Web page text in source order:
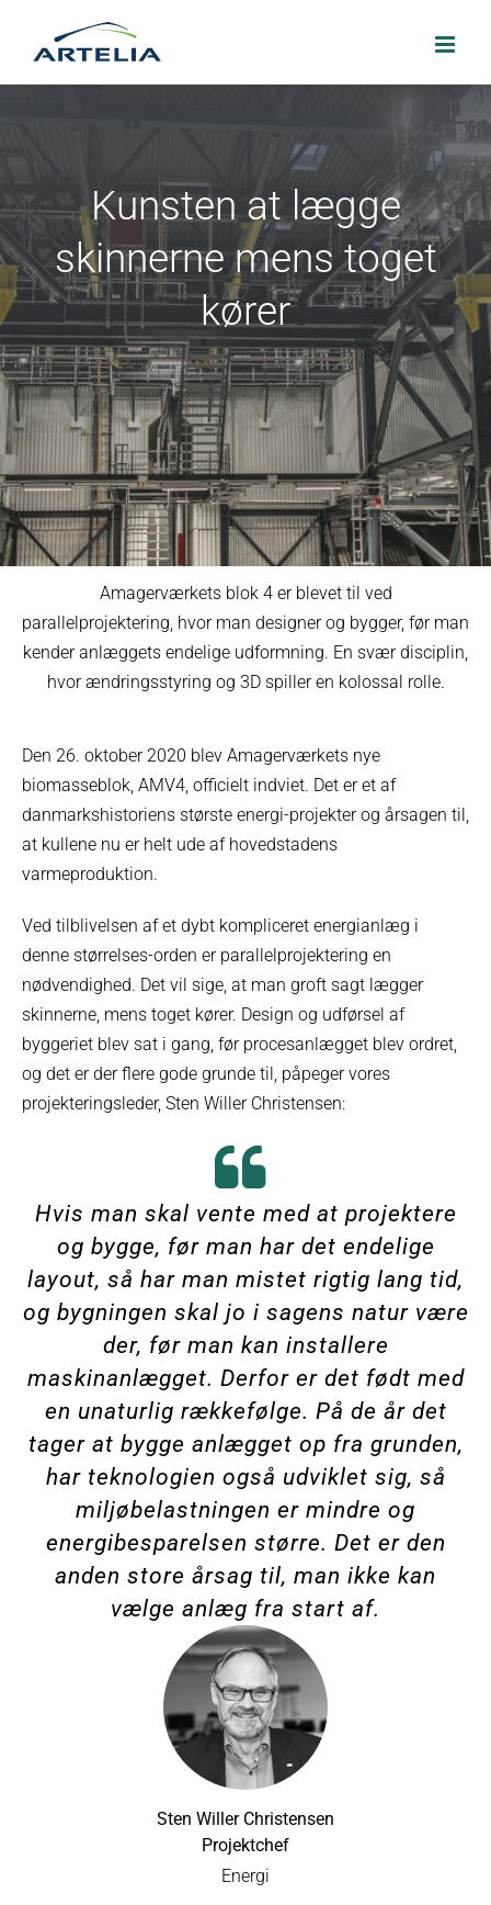
Kunsten at lægge
skinnerne mens toget
kører
Amagerværkets blok 4 er blevet til ved
parallelprojektering, hvor man designer og bygger, før man
kender anlæggets endelige udformning. En svær disciplin,
hvor ændringsstyring og 3D spiller en kolossal rolle.
Den 26. oktober 2020 blev Amagerværkets nye
biomasseblok, AMV4, officielt indviet. Det er et af
danmarkshistoriens største energi-projekter og årsagen til,
at kullene nu er helt ude af hovedstadens
varmeproduktion.
Ved tilblivelsen af et dybt kompliceret energianlæg i
denne størrelses-orden er parallelprojektering en
nødvendighed. Det vil sige, at man groft sagt lægger
skinnerne, mens toget kører. Design og udførsel af
byggeriet blev sat i gang, før procesanlægget blev ordret,
og det er der flere gode grunde til, påpeger vores
projekteringsleder, Sten Willer Christensen:
Hvis man skal vente med at projektere
og bygge, før man har det endelige
layout, så har man mistet rigtig lang tid,
og bygningen skal jo i sagens natur være
der, før man kan installere
maskinanlægget. Derfor er det født med
en unaturlig rækkefølge. På de år det
tager at bygge anlægget op fra grunden,
har teknologien også udviklet sig, så
miljøbelastningen er mindre og
energibesparelsen større. Det er den
anden store årsag til, man ikke kan
vælge anlæg fra start af.
Sten Willer Christensen
Projektchef
Energi